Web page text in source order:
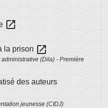
open_in_new
la prison open_in_new
(Dila) - Première
des auteurs
jeunesse (CIDJ)